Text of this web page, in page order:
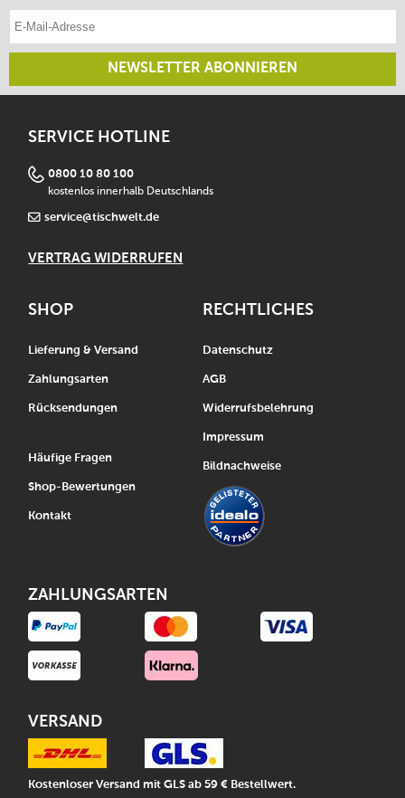
NEWSLETTER ABONNIEREN
SERVICE HOTLINE
0800 10 80 100
kostenlos innerhalb Deutschlands
service@tischwelt.de
VERTRAG WIDERRUFEN
SHOP
Lieferung & Versand
Zahlungsarten
Rücksendungen
Häufige Fragen
Shop-Bewertungen
Kontakt
RECHTLICHES
Datenschutz
AGB
Widerrufsbelehrung
Impressum
Bildnachweise
ZAHLUNGSARTEN
VERSAND
Kostenloser Versand mit GLS ab 59 € Bestellwert.